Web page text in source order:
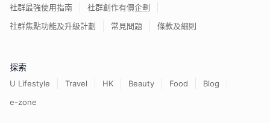
社群最強使用指南
社群創作有價企劃
社群焦點功能及升級計劃
常見問題 條款及細則
探索
U Lifestyle Travel HK Beauty Food
Blog
e-zone